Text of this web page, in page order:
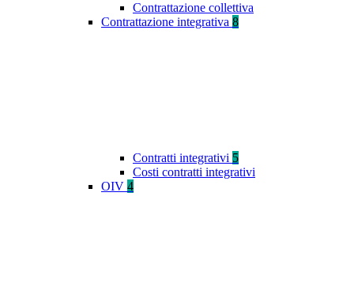
Contrattazione collettiva
Contrattazione integrativa 8
Contratti integrativi 5
Costi contratti integrativi
OIV 4